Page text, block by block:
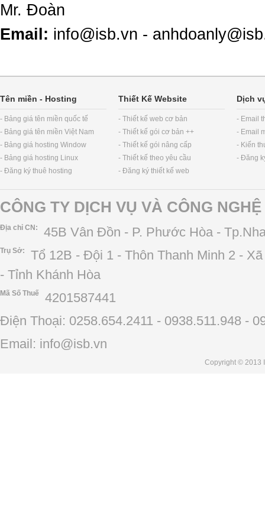
Mr. Đoàn
Email: info@isb.vn -
Tên miền - Hosting
- Bảng giá tên miền quốc tế
- Bảng giá tên miền Việt Nam
- Bảng giá hosting Window
- Bảng giá hosting Linux
- Đăng ký thuê hosting
Thiết Kế Website
- Thiết kế web cơ bản
- Thiết kế gói cơ bản ++
- Thiết kế gói nâng cấp
- Thiết kế theo yêu cầu
- Đăng ký thiết kế web
Dịch
- Email
- Email
- Kiến
- Đăng
CÔNG TY DỊCH VỤ VÀ CÔNG
Địa chỉ CN: 45B Vân Đồn - P. Phước Hòa -
Trụ Sở:
Tổ 12B - Đội 1 - Thôn Thanh Minh 2 -
- Tỉnh Khánh Hòa
Mã Số Thuế
4201587441
Điện Thoại: 0258.654.2411 - 0938.511.948 -
Email: info@isb.vn
Copyright © 2013